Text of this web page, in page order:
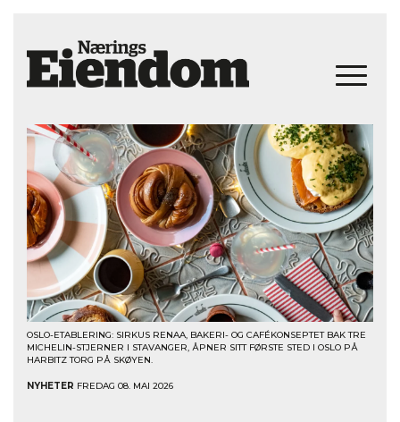
OSLO-ETABLERING: SIRKUS RENAA, BAKERI- OG CAFÉKONSEPTET BAK TRE
MICHELIN-STJERNER I STAVANGER, ÅPNER SITT FØRSTE STED I OSLO PÅ
HARBITZ TORG PÅ SKØYEN.
NYHETER FREDAG 08. MAI 2026